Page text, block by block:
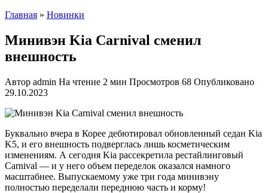
Главная » Новинки
Минивэн Kia Carnival сменил
внешность
Автор admin На чтение 2 мин Просмотров 68 Опубликовано
29.10.2023
Буквально вчера в Корее дебютировал обновленный седан Kia
K5, и его внешность подверглась лишь косметическим
изменениям. А сегодня Kia рассекретила рестайлинговый
Carnival — и у него объем переделок оказался намного
масштабнее. Выпускаемому уже три года минивэну
полностью переделали переднюю часть и корму!